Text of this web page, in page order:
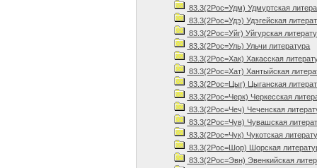
83.3(2Рос=Удм) Удмуртская
83.3(2Рос=Удэ) Удэгейская
83.3(2Рос=Уйг) Уйгурская
83.3(2Рос=Уль) Ульчи литература
83.3(2Рос=Хак) Хакасская
83.3(2Рос=Хат) Хантыйская
83.3(2Рос=Цыг) Цыганская
83.3(2Рос=Черк) Черкесская
83.3(2Рос=Чеч) Чеченская
83.3(2Рос=Чув) Чувашская
83.3(2Рос=Чук) Чукотская
83.3(2Рос=Шор) Шорская
83.3(2Рос=Эвн) Эвенкийская